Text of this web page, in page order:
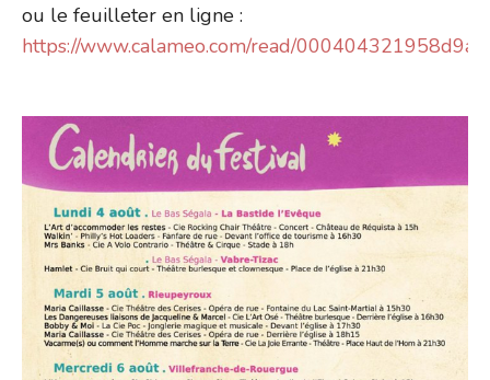
ou le feuilleter en ligne :
https://www.calameo.com/read/